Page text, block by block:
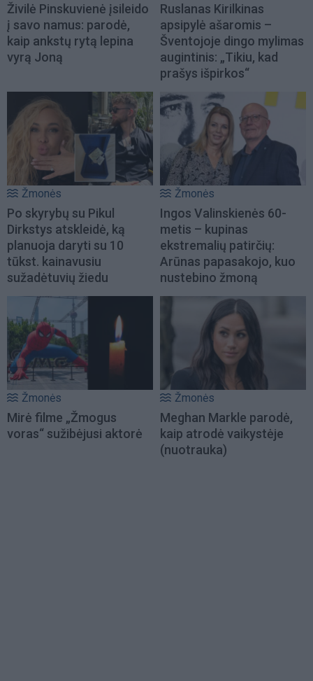
Živilė Pinskuvienė įsileido
į savo namus: parodė,
kaip ankstų rytą lepina
vyrą Joną
Ruslanas Kirilkinas
apsipylė ašaromis –
Šventojoje dingo mylimas
augintinis: „Tikiu, kad
prašys išpirkos“
Žmonės
Po skyrybų su Pikul
Dirkstys atskleidė, ką
planuoja daryti su 10
tūkst. kainavusiu
sužadėtuvių žiedu
Žmonės
Ingos Valinskienės 60-
metis – kupinas
ekstremalių patirčių:
Arūnas papasakojo, kuo
nustebino žmoną
Žmonės
Mirė filme „Žmogus
voras“ sužibėjusi aktorė
Žmonės
Meghan Markle parodė,
kaip atrodė vaikystėje
(nuotrauka)